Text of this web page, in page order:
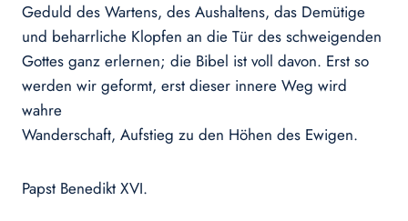
Geduld des Wartens, des Aushaltens, das Demütige
und beharrliche Klopfen an die Tür des schweigenden
Gottes ganz erlernen; die Bibel ist voll davon. Erst so
werden wir geformt, erst dieser innere Weg wird
wahre
Wanderschaft, Aufstieg zu den Höhen des Ewigen.
Papst Benedikt XVI.